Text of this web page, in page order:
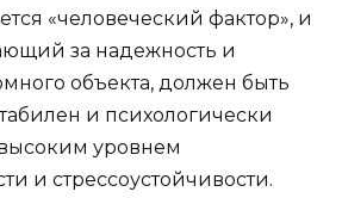
«человеческий фактор», и
за надежность и
объекта, должен быть
и психологически
уровнем
и стрессоустойчивости.